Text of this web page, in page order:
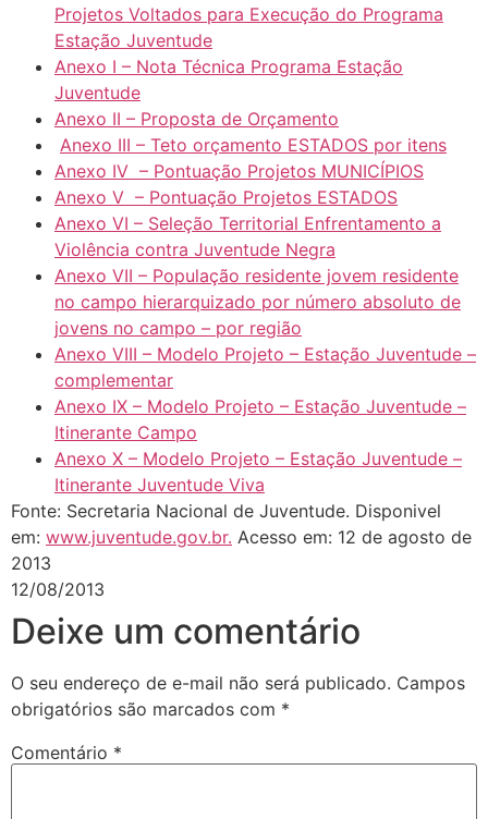
Projetos Voltados para Execução do Programa
Estação Juventude
Anexo I – Nota Técnica Programa Estação
Juventude
Anexo II – Proposta de Orçamento
Anexo III – Teto orçamento ESTADOS por itens
Anexo IV – Pontuação Projetos MUNICÍPIOS
Anexo V – Pontuação Projetos ESTADOS
Anexo VI – Seleção Territorial Enfrentamento a
Violência contra Juventude Negra
Anexo VII – População residente jovem residente
no campo hierarquizado por número absoluto de
jovens no campo – por região
Anexo VIII – Modelo Projeto – Estação Juventude –
complementar
Anexo IX – Modelo Projeto – Estação Juventude –
Itinerante Campo
Anexo X – Modelo Projeto – Estação Juventude –
Itinerante Juventude Viva
Fonte: Secretaria Nacional de Juventude. Disponivel
em: www.juventude.gov.br. Acesso em: 12 de agosto de
2013
12/08/2013
Deixe um comentário
O seu endereço de e-mail não será publicado. Campos
obrigatórios são marcados com *
Comentário *